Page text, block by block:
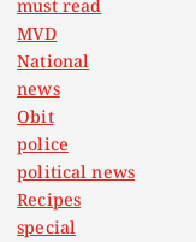
must read
MVD
National
news
Obit
police
political news
Recipes
special